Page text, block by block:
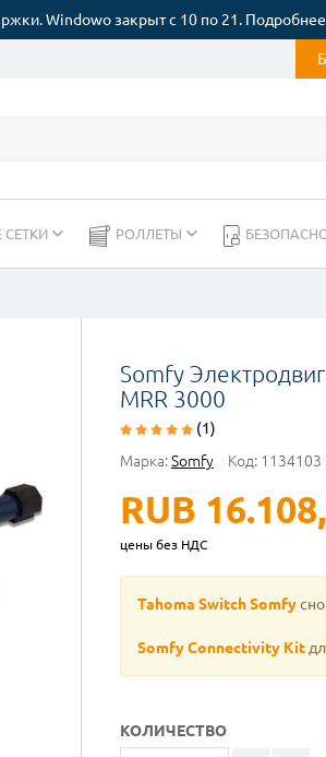
Windowo закрыт с 10 по 21.
РОЛЛЕТЫ
Somfy
MRR 3000
(1)
Марка:Somfy Код: 1134103
RUB
цены без НДС
Tahoma Switch Somfy
Somfy Connectivity Kit
КОЛИЧЕСТВО